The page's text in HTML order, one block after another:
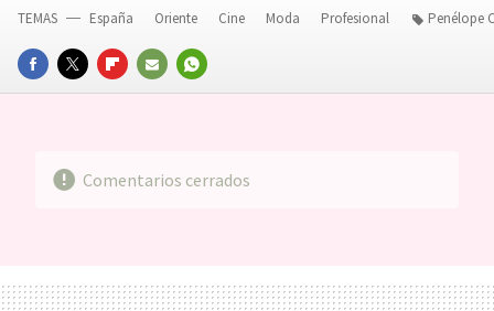
FACEBOOKTWITTERFLIPBOARD
E-
WHATSAPP
TEMAS España Oriente Cine Moda Profesional Penélope
Comentarios cerrados